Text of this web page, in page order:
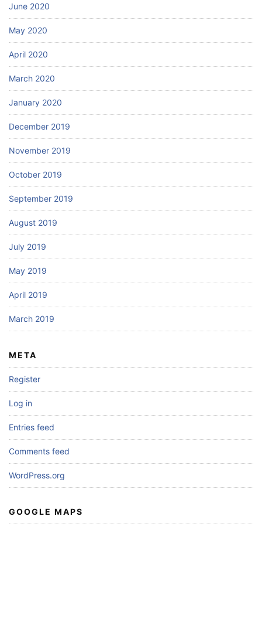
June 2020
May 2020
April 2020
March 2020
January 2020
December 2019
November 2019
October 2019
September 2019
August 2019
July 2019
May 2019
April 2019
March 2019
META
Register
Log in
Entries feed
Comments feed
WordPress.org
GOOGLE MAPS